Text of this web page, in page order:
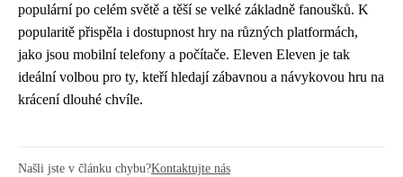
populární po celém světě a těší se velké základně fanoušků. K
popularitě přispěla i dostupnost hry na různých platformách,
jako jsou mobilní telefony a počítače. Eleven Eleven je tak
ideální volbou pro ty, kteří hledají zábavnou a návykovou hru na
krácení dlouhé chvíle.
Našli jste v článku chybu?Kontaktujte nás